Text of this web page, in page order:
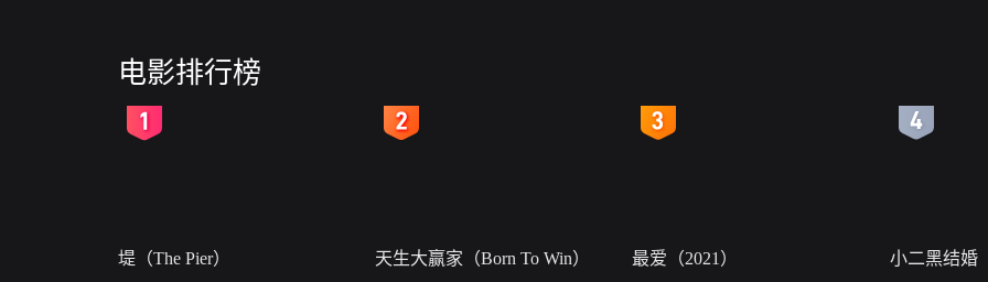
电影排行榜
堤（The Pier） 天生大赢家（Born To Win） 最爱（2021） 小二黑结婚